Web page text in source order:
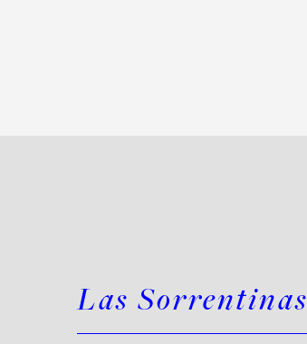
Las Sorrentinas